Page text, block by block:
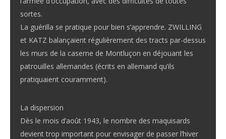
sortes.
La guérilla se pratique pour bien s’apprendre. ZWILLING
et KATZ balançaient régulièrement des tracts par-dessus
les murs de la caserne de Montluçon en déjouant les
patrouilles allemandes (écrits en allemand qu’ils
pratiquaient couramment).
La dispersion
Dès le mois d’août 1943, le nombre des maquisards
devient trop important pour envisager de passer l’hiver